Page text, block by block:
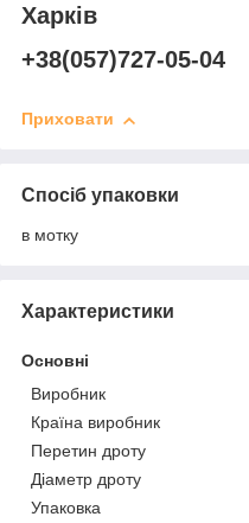
Харків
+38(057)727-05-04
Приховати
Спосіб упаковки
в мотку
Характеристики
Основні
Виробник
Країна виробник
Перетин дроту
Діаметр дроту
Упаковка